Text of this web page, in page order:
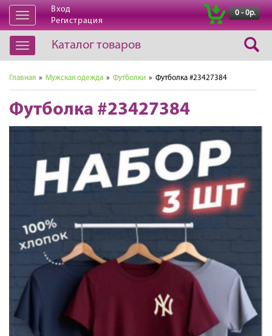
Открыть
навигацию
Вход
Регистрация
0 - 0р.
Открыть
навигацию
Каталог товаров
Главная » Мужская одежда » Футболки » Футболка #23427384
Футболка #23427384